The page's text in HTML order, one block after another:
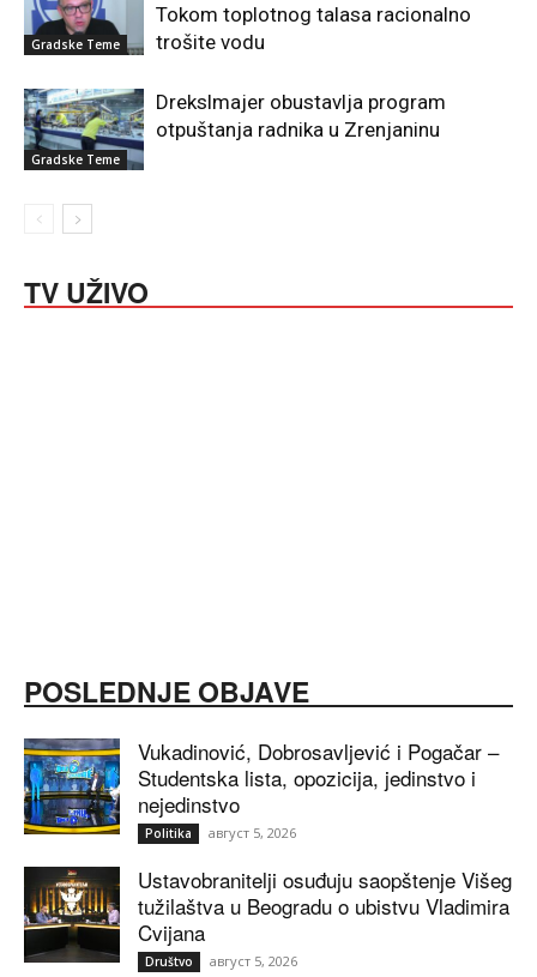
Gradske Teme
Tokom toplotnog talasa racionalno
trošite vodu
Gradske Teme
Drekslmajer obustavlja program
otpuštanja radnika u Zrenjaninu
TV UŽIVO
POSLEDNJE OBJAVE
Vukadinović, Dobrosavljević i Pogačar –
Studentska lista, opozicija, jedinstvo i
nejedinstvo
Politika август 5, 2026
Ustavobranitelji osuđuju saopštenje Višeg
tužilaštva u Beogradu o ubistvu Vladimira
Cvijana
Društvo август 5, 2026